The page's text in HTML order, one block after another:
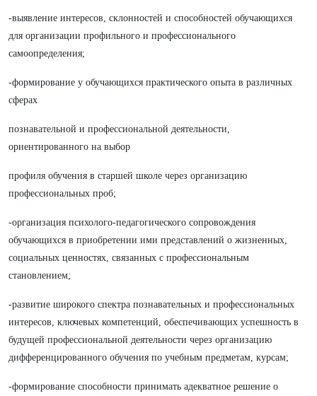
-выявление интересов, склонностей и способностей обучающихся
для организации профильного и профессионального
самоопределения;
-формирование у обучающихся практического опыта в различных
сферах
познавательной и профессиональной деятельности,
ориентированного на выбор
профиля обучения в старшей школе через организацию
профессиональных проб;
-организация психолого-педагогического сопровождения
обучающихся в приобретении ими представлений о жизненных,
социальных ценностях, связанных с профессиональным
становлением;
-развитие широкого спектра познавательных и профессиональных
интересов, ключевых компетенций, обеспечивающих успешность в
будущей профессиональной деятельности через организацию
дифференцированного обучения по учебным предметам, курсам;
-формирование способности принимать адекватное решение о